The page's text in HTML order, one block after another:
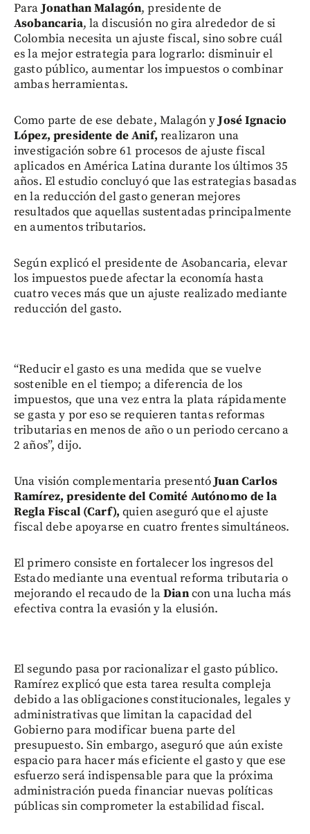
ParaJonathan Malagón, presidente de
Asobancaria, la discusión no gira alrededor de si
Colombia necesita un ajuste fiscal, sino sobre cuál
es la mejor estrategia para lograrlo: disminuir el
gasto público, aumentar los impuestos o combinar
ambas herramientas.
Como parte de ese debate, Malagón yJosé Ignacio
López, presidente de Anif,realizaron una
investigación sobre 61 procesos de ajuste fiscal
aplicados en América Latina durante los últimos 35
años. El estudio concluyó que las estrategias basadas
en la reducción del gasto generan mejores
resultados que aquellas sustentadas principalmente
en aumentos tributarios.
Según explicó el presidente de Asobancaria, elevar
los impuestos puede afectar la economía hasta
cuatro veces más que un ajuste realizado mediante
reducción del gasto.
“Reducir el gasto es una medida que se vuelve
sostenible en el tiempo; a diferencia de los
impuestos, que una vez entra la plata rápidamente
se gasta y por eso se requieren tantas reformas
tributarias en menos de año o un periodo cercano a
2 años”, dijo.
Una visión complementaria presentóJuan Carlos
Ramírez, presidente del Comité Autónomo de la
Regla Fiscal (Carf), quien aseguró que el ajuste
fiscal debe apoyarse en cuatro frentes simultáneos.
El primero consiste en fortalecer los ingresos del
Estado mediante una eventual reforma tributaria o
mejorando el recaudo de laDiancon una lucha más
efectiva contra la evasión y la elusión.
El segundo pasa por racionalizar el gasto público.
Ramírez explicó que esta tarea resulta compleja
debido a las obligaciones constitucionales, legales y
administrativas que limitan la capacidad del
Gobierno para modificar buena parte del
presupuesto. Sin embargo, aseguró que aún existe
espacio para hacer más eficiente el gasto y que ese
esfuerzo será indispensable para que la próxima
administración pueda financiar nuevas políticas
públicas sin comprometer la estabilidad fiscal.